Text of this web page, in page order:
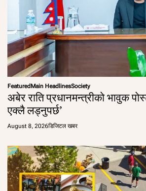
FeaturedMain HeadlinesSociety
अबेर राति प्रधानमन्त्रीको भावुक
एक्लै लड्नुपर्छ’
August 8, 2026डिजिटल खबर